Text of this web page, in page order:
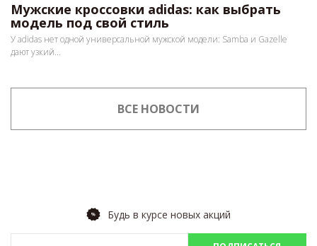
Мужские кроссовки adidas: как выбрать
модель под свой стиль
У adidas нет одной универсальной мужской модели: Samba и Gazelle
дают узкий...
ВСЕ НОВОСТИ
Будь в курсе новых акций